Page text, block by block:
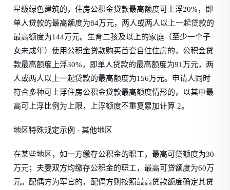
星级绿色建筑的，住房公积金贷款最高额度可上浮20%，即
单人贷款的最高额度为84万元，两人或两人以上一起贷款的
最高额度为144万元。生育二孩及以上的家庭（至少一个子
女未成年）使用公积金贷款购买首套自住住房的，公积金贷
款最高额度上浮30%，即单人贷款的最高额度为91万元，两
人或两人以上一起贷款的最高额度为156万元。申请人同时
符合多种可上浮住房公积金贷款最高额度情形的，以其中最
高可上浮比例为上限，上浮额度不重复累加计算 2。
地区特殊规定示例 - 其他地区
在某些地区，如一方缴存公积金的职工，最高可贷额度为30
万元；夫妻双方均缴存公积金的职工，最高可贷额度为60万
元。配偶方为军官的，配偶方则按照最高贷款额度确定其贷